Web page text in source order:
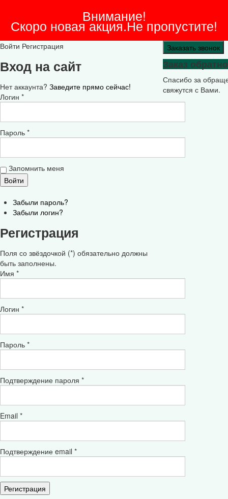
Внимание!
Скоро новая акция.Не пропустите!
Войти Регистрация
Вход на сайт
Нет аккаунта? Заведите прямо сейчас!
Логин *
Пароль *
Запомнить меня
Забыли пароль?
Забыли логин?
Регистрация
Поля со звёздочкой (*) обязательно должны
быть заполнены.
Имя *
Логин *
Пароль *
Подтверждение пароля *
Email *
Подтверждение email *
Регистрация
Заказать звонок
Заказ
Спасибо за
свяжутся с Вами.